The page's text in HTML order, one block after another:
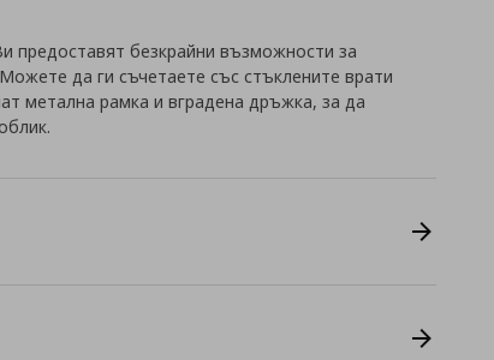
предоставят безкрайни възможности за
да ги съчетаете със стъклените врати
метална рамка и вградена дръжка, за да